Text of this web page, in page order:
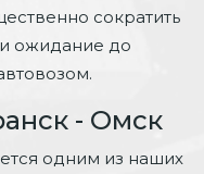
сократить
ожидание до
- Омск
одним из наших